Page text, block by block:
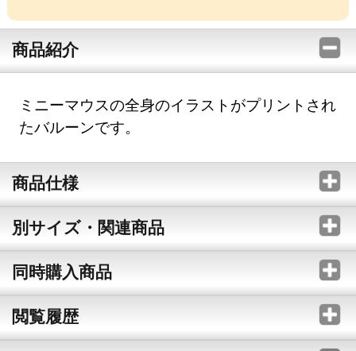
商品紹介
ミニーマウスの全身のイラストがプリントされ
たバルーンです。
商品仕様
別サイズ・関連商品
同時購入商品
閲覧履歴